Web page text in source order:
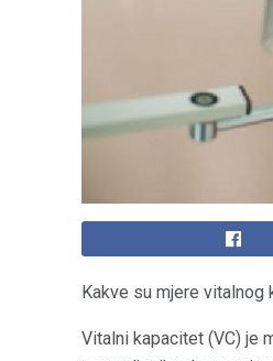
Kakve su mjere
Vitalni kapacitet (VC) je